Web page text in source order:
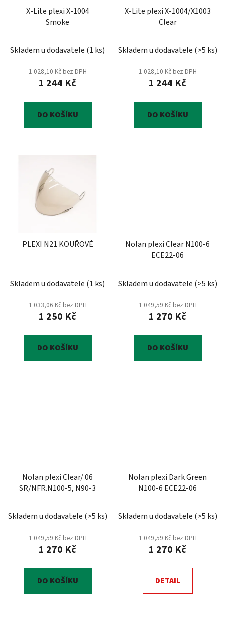
k
X-Lite plexi X-1004
Smoke
Skladem u dodavatele (1 ks)
1 028,10 Kč bez DPH
1 244 Kč
DO KOŠÍKU
X-Lite plexi X-1004/X1003
Clear
Skladem u dodavatele (>5 ks)
1 028,10 Kč bez DPH
1 244 Kč
DO KOŠÍKU
PLEXI N21 KOUŘOVÉ
Skladem u dodavatele (1 ks)
1 033,06 Kč bez DPH
1 250 Kč
DO KOŠÍKU
Nolan plexi Clear N100-6
ECE22-06
Skladem u dodavatele (>5 ks)
1 049,59 Kč bez DPH
1 270 Kč
DO KOŠÍKU
Nolan plexi Clear/ 06
SR/NFR.N100-5, N90-3
Skladem u dodavatele (>5 ks)
1 049,59 Kč bez DPH
1 270 Kč
DO KOŠÍKU
Nolan plexi Dark Green
N100-6 ECE22-06
Skladem u dodavatele (>5 ks)
1 049,59 Kč bez DPH
1 270 Kč
DETAIL